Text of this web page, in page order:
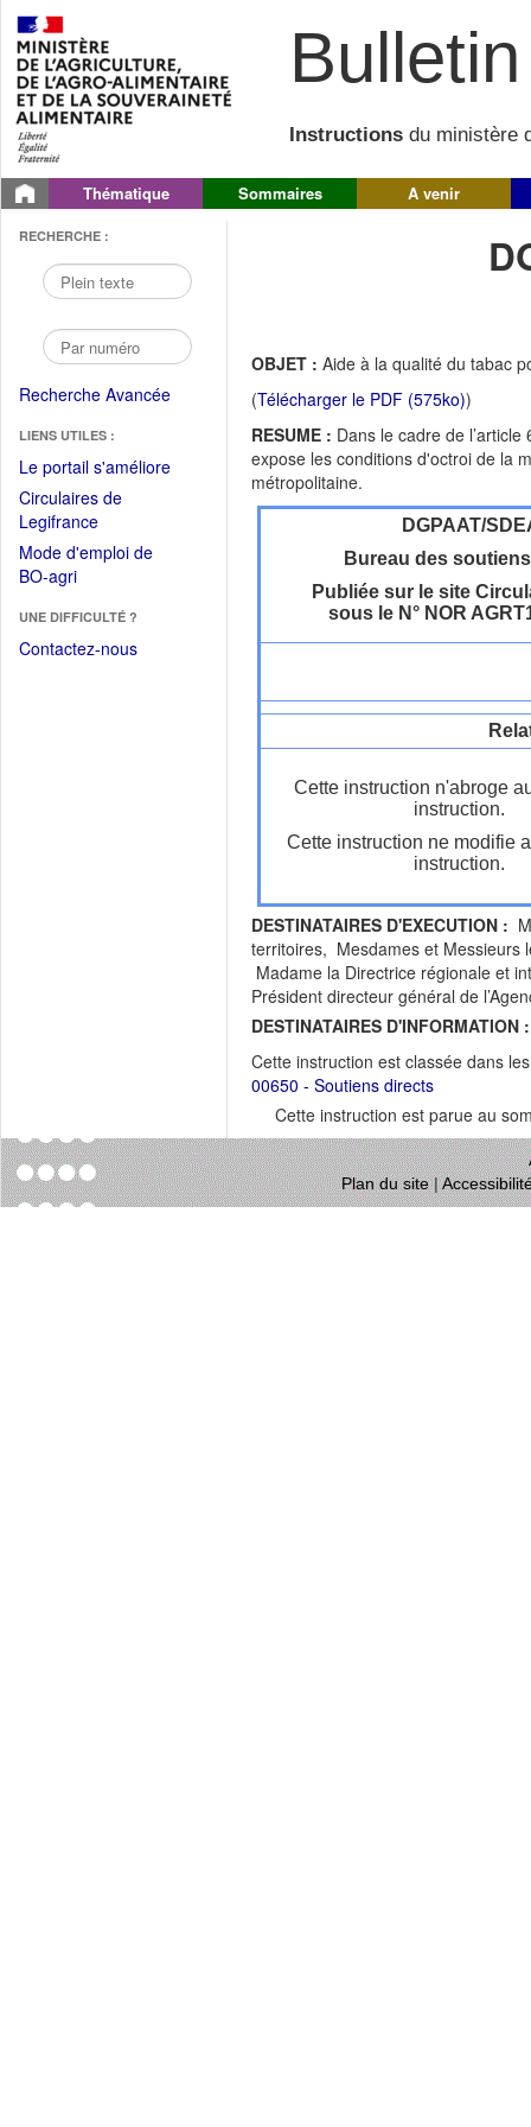
Instructions du ministère
Thématique Sommaires A venir
RECHERCHE :
Recherche Avancée
LIENS UTILES :
Le portail s'améliore(Fichier
Circulaires de
Legifrance(Ouvrir
dans
une
fenêtre)
Mode d'emploi de
BO-agri(Ouvrir
une
nouvelle
UNE DIFFICULTÉ ?
Contactez-nous
OBJET : Aide à la qualité du tabac
(Télécharger le PDF (575ko))
RESUME : Dans le cadre de
expose les conditions d'octroi de la
métropolitaine.
DGPAAT/
Bureau des
Publiée sur le site
sous le N° NOR
Cette instruction n'abroge
instruction.
Cette instruction ne modifie
instruction.
DESTINATAIRES D'EXECUTION :
territoires, Mesdames et Messieurs
Madame la Directrice régionale et
Président directeur général de
DESTINATAIRES D'INFORMATION :
Cette instruction est classée dans
00650 - Soutiens directs
Cette instruction est parue au
Plan du site|